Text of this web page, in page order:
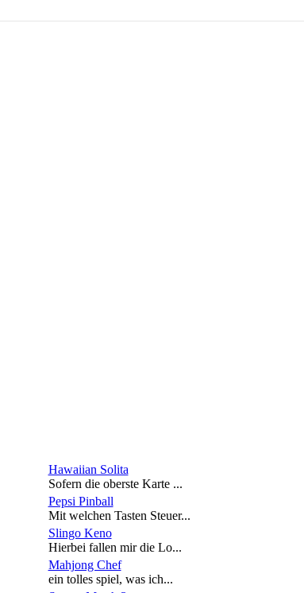
Hawaiian Solita
Sofern die oberste Karte ...
Pepsi Pinball
Mit welchen Tasten Steuer...
Slingo Keno
Hierbei fallen mir die Lo...
Mahjong Chef
ein tolles spiel, was ich...